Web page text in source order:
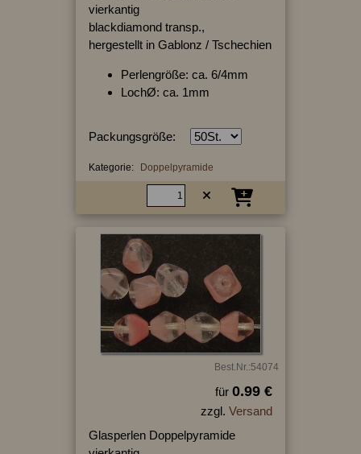
vierkantig
blackdiamond transp.,
hergestellt in Gablonz / Tschechien
Perlengröße: ca. 6/4mm
LochØ: ca. 1mm
Packungsgröße:
Kategorie: Doppelpyramide
Best.Nr.:54074
für 0.99 €
zzgl. Versand
Glasperlen Doppelpyramide